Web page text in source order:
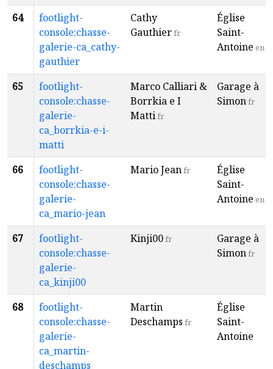
64
footlight-
console:chasse-
galerie-ca_cathy-
gauthier
Cathy
Gauthierfr
Église
Saint-
Antoine en
65
footlight-
console:chasse-
galerie-
ca_borrkia-e-i-
matti
Marco Calliari &
Borrkia e I
Mattifr
Garage à
Simonfr
66
footlight-
console:chasse-
galerie-
ca_mario-jean
Mario Jeanfr
Église
Saint-
Antoine en
67
footlight-
console:chasse-
galerie-
ca_kinji00
Kinji00fr
Garage à
Simonfr
68
footlight-
console:chasse-
galerie-
ca_martin-
deschamps
Martin
Deschamps fr
Église
Saint-
Antoine